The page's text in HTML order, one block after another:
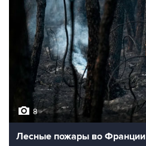
8
Лесные пожары во Франции